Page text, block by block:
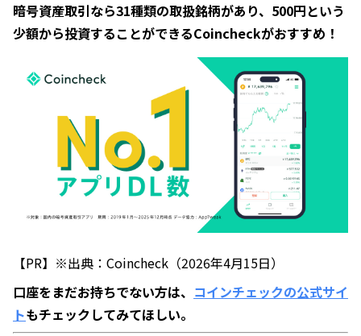
暗号資産取引なら31種類の取扱銘柄があり、500円という
少額から投資することができるCoincheckがおすすめ！
【PR】※出典：Coincheck（2026年4月15日）
口座をまだお持ちでない方は、 コインチェックの公式サイ
トもチェックしてみてほしい。